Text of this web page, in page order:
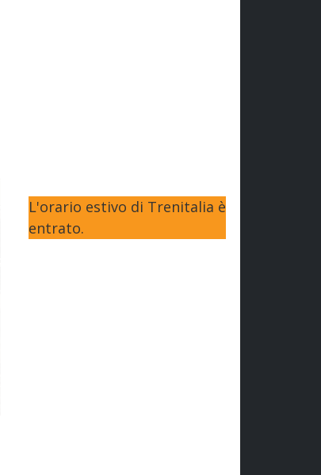
L'orario estivo di Trenitalia è
entrato.